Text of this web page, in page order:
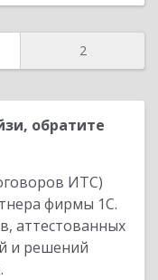
2
обратите
ИТС)
фирмы 1С.
аттестованных
и решений